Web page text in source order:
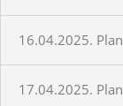
16.04.2025.
17.04.2025.